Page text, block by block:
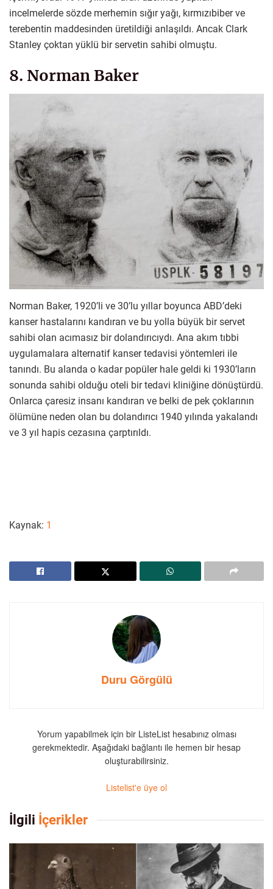
incelmelerde sözde merhemin sığır yağı, kırmızıbiber ve
terebentin maddesinden üretildiği anlaşıldı. Ancak Clark
Stanley çoktan yüklü bir servetin sahibi olmuştu.
8. Norman Baker
Norman Baker, 1920’li ve 30’lu yıllar boyunca ABD’deki
kanser hastalarını kandıran ve bu yolla büyük bir servet
sahibi olan acımasız bir dolandırıcıydı. Ana akım tıbbi
uygulamalara alternatif kanser tedavisi yöntemleri ile
tanındı. Bu alanda o kadar popüler hale geldi ki 1930’ların
sonunda sahibi olduğu oteli bir tedavi kliniğine dönüştürdü.
Onlarca çaresiz insanı kandıran ve belki de pek çoklarının
ölümüne neden olan bu dolandırıcı 1940 yılında yakalandı
ve 3 yıl hapis cezasına çarptırıldı.
Kaynak: 1
Duru Görgülü
Yorum yapabilmek için bir ListeList hesabınız olması
gerekmektedir. Aşağıdaki bağlantı ile hemen bir hesap
oluşturabilirsiniz.
Listelist'e üye ol
İlgili İçerikler